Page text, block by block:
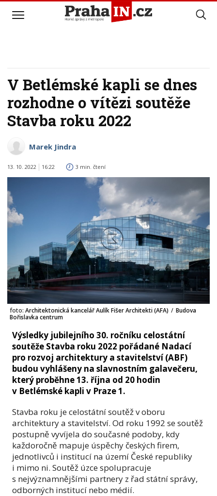
V Betlémské kapli se dnes
rozhodne o vítězi soutěže
Stavba roku 2022
Marek Jindra
13. 10. 2022 16:22 3 min. čtení
foto: Architektonická kancelář Aulík Fišer Architekti (AFA) / Budova
Bořislavka centrum
Výsledky jubilejního 30. ročníku celostátní
soutěže Stavba roku 2022 pořádané Nadací
pro rozvoj architektury a stavitelství (ABF)
budou vyhlášeny na slavnostním galavečeru,
který proběhne 13. října od 20 hodin
v Betlémské kapli v Praze 1.
Stavba roku je celostátní soutěž v oboru
architektury a stavitelství. Od roku 1992 se soutěž
postupně vyvíjela do současné podoby, kdy
každoročně mapuje úspěchy českých firem,
jednotlivců i institucí na území České republiky
i mimo ni. Soutěž úzce spolupracuje
s nejvýznamnějšími partnery z řad státní správy,
odborných institucí nebo médií.